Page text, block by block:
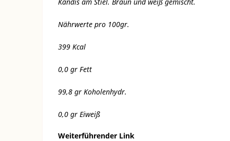
Nährwerte pro 100gr.
399 Kcal
0,0 gr Fett
99,8 gr Koholenhydr.
0,0 gr Eiweiß
Weiterführender Link